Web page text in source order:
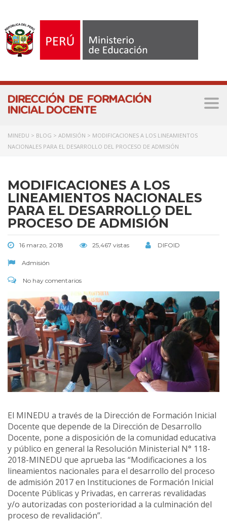
MINEDU > BLOG > ADMISIÓN > MODIFICACIONES A LOS LINEAMIENTOS
NACIONALES PARA EL DESARROLLO DEL PROCESO DE ADMISIÓN
MODIFICACIONES A LOS
LINEAMIENTOS NACIONALES
PARA EL DESARROLLO DEL
PROCESO DE ADMISIÓN
16 marzo, 2018 25,467 vistas DIFOID
Admisión
No hay comentarios
El MINEDU a través de la Dirección de Formación Inicial
Docente que depende de la Dirección de Desarrollo
Docente, pone a disposición de la comunidad educativa
y público en general la Resolución Ministerial N° 118-
2018-MINEDU que aprueba las “Modificaciones a los
lineamientos nacionales para el desarrollo del proceso
de admisión 2017 en Instituciones de Formación Inicial
Docente Públicas y Privadas, en carreras revalidadas
y/o autorizadas con posterioridad a la culminación del
proceso de revalidación”.